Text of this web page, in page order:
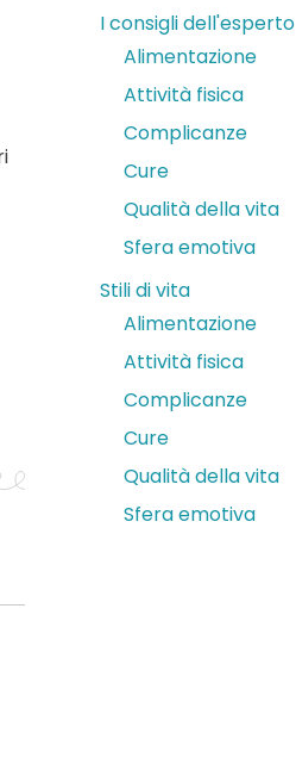
I consigli dell'esperto
Alimentazione
Attività fisica
Complicanze
Cure
Qualità della vita
Sfera emotiva
Stili di vita
Alimentazione
Attività fisica
Complicanze
Cure
Qualità della vita
Sfera emotiva